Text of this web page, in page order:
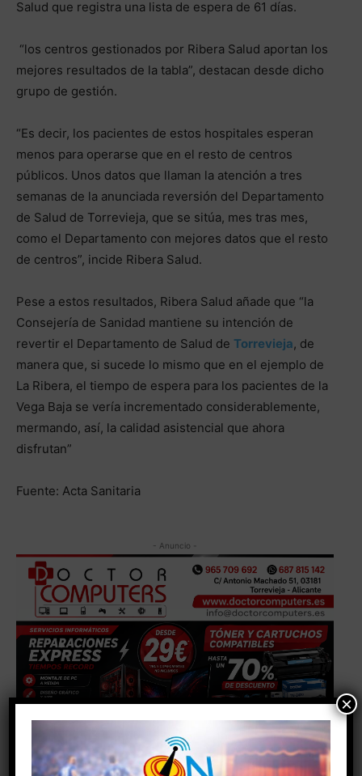
Salud que registra una lista de espera de 61 días.
“los centros gestionados por Ribera Salud aportan los
mejores resultados de la tabla”, destacan desde dicho
grupo de gestión.
“Es decir, los pacientes de estos hospitales esperan
menos para operarse que en el resto de centros
públicos. Unos datos que llaman la atención a tres
semanas de la anunciada reversión del Departamento
de Salud de Torrevieja, que se sitúa, mes tras mes,
como el Departamento con mejores datos que el resto
de centros”, incide Ribera Salud.
Pese a estos resultados, Ribera Salud añade que “la
Consejería de Sanidad mantiene su intención de
revertir el Departamento de Salud de Torrevieja, de
manera que, si sucede lo mismo que en el ejemplo de
La Ribera, el tiempo de espera para los pacientes de la
Vega Baja se vería incrementado considerablemente,
mermando, así, la calidad asistencial que ahora
disfrutan”
Fuente: Acta Sanitaria
- Anuncio -
×